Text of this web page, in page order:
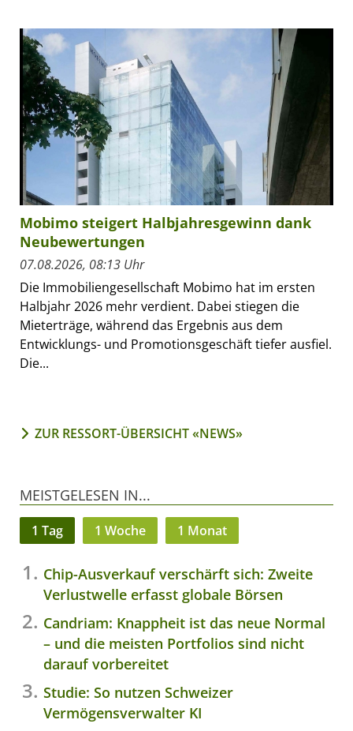
Mobimo steigert Halbjahresgewinn dank
Neubewertungen
07.08.2026, 08:13 Uhr
Die Immobiliengesellschaft Mobimo hat im ersten
Halbjahr 2026 mehr verdient. Dabei stiegen die
Mieterträge, während das Ergebnis aus dem
Entwicklungs- und Promotionsgeschäft tiefer ausfiel.
Die...
ZUR RESSORT-ÜBERSICHT «NEWS»
MEISTGELESEN IN...
1 Tag 1 Woche 1 Monat
Chip-Ausverkauf verschärft sich: Zweite
Verlustwelle erfasst globale Börsen
Candriam: Knappheit ist das neue Normal
– und die meisten Portfolios sind nicht
darauf vorbereitet
Studie: So nutzen Schweizer
Vermögensverwalter KI